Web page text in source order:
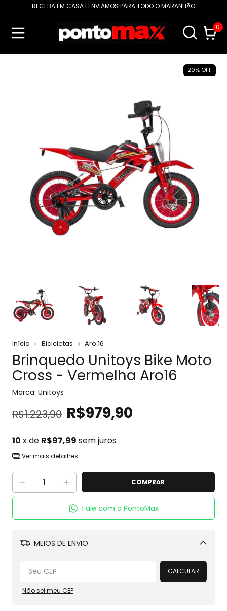
RECEBA EM CASA | ENVIAMOS PARA TODO O MARANHÃO
0
20% OFF
Início Bicicletas Aro 16
Brinquedo Unitoys Bike Moto
Cross - Vermelha Aro16
Marca: Unitoys
R$1.223,90 R$979,90
10 x de R$97,99 sem juros
Ver mais detalhes
Fale com a PontoMax
MEIOS DE ENVIO
Alterar CEP
CALCULAR
Não sei meu CEP